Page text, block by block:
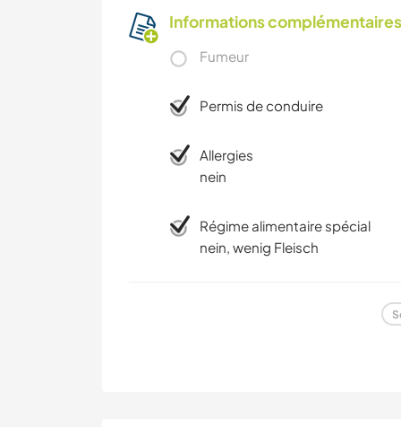
Informations complémentaires
Fumeur
Permis de conduire
Allergies
nein
Régime alimentaire spécial
nein, wenig Fleisch